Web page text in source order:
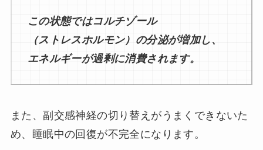
この状態ではコルチゾール
（ストレスホルモン）の分泌が増加し、
エネルギーが過剰に消費されます。
また、副交感神経の切り替えがうまくできないた
め、睡眠中の回復が不完全になります。